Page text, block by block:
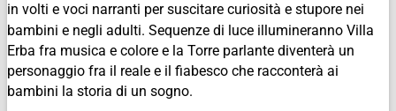
in volti e voci narranti per suscitare curiosità e stupore nei
bambini e negli adulti. Sequenze di luce illumineranno Villa
Erba fra musica e colore e la Torre parlante diventerà un
personaggio fra il reale e il fiabesco che racconterà ai
bambini la storia di un sogno.